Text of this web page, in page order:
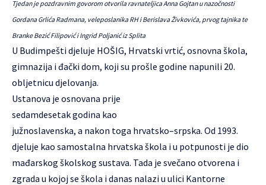
Tjedan je pozdravnim govorom otvorila ravnateljica Anna Gojtan u nazočnosti
Gordana Grlića Radmana, veleposlanika RH i Berislava Živkovića, prvog tajnika te
Branke Bezić Filipović i Ingrid Poljanić iz Splita
U Budimpešti djeluje HOŠIG, Hrvatski vrtić, osnovna škola,
gimnazija i đački dom, koji su prošle godine napunili 20.
obljetnicu djelovanja.
Ustanova je osnovana prije
sedamdesetak godina kao
južnoslavenska, a nakon toga hrvatsko–srpska. Od 1993.
djeluje kao samostalna hrvatska škola i u potpunosti je dio
mađarskog školskog sustava. Tada je svečano otvorena i
zgrada u kojoj se škola i danas nalazi u ulici Kantorne